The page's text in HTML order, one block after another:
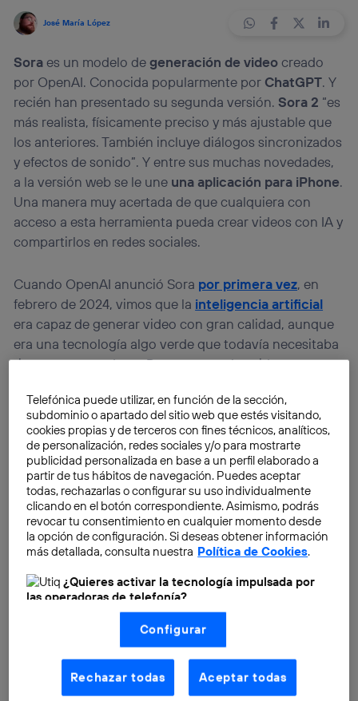
José María López
Soraes un modelo degeneración de videocreado
por OpenAI. Conocida popularmente por ChatGPT. Y
recién han presentado su segunda versión.Sora 2 “es
más realista, físicamente preciso y más ajustable que
los anteriores. También incluye diálogos sincronizados
y efectos de sonido”. Y entre sus muchas novedades,
a la versión web se le une una aplicación para iPhone.
Una manera muy acertada de que cualquiera con
acceso a esta herramienta pueda crear videos con IA y
compartirlos en redes sociales.
Cuando OpenAI anunció Sora por primera vez, en
febrero de 2024, vimos que la inteligencia artificial
era capaz de generar video con gran calidad, aunque
era una tecnología algo verde que todavía necesitaba
tiempo para madurar. De momento, los videosapenas
los miles de ejemplos publicados en Internet, la
polémica está asegurada, dado su hiperrealismo.
Telefónica puede utilizar, en función de la sección,
subdominio o apartado del sitio web que estés visitando,
cookies propias y de terceros con fines técnicos, analíticos,
de personalización, redes sociales y/o para mostrarte
publicidad personalizada en base a un perfil elaborado a
partir de tus hábitos de navegación. Puedes aceptar
todas, rechazarlas o configurar su uso individualmente
clicando en el botón correspondiente. Asimismo, podrás
revocar tu consentimiento en cualquier momento desde
la opción de configuración. Si deseas obtener información
más detallada, consulta nuestra Política de Cookies.
¿Quieres activar la tecnología impulsada por
las operadoras de telefonía?
Nosotros, Telefónica S.A., utilizamos la tecnología Utiq para
realizar nuestras acciones de marketing digital o análisis
(como se describe en este aviso de consentimiento)
basadas en tu navegación en nuestra(s) web(s)
aquí (solo cuando utilizas una conexión a
internet habilitada , proporcionada por una de las
Configurar
Rechazar todas Aceptar todas